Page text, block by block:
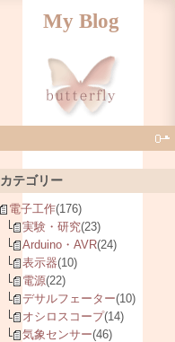
My Blog
カテゴリー
電子工作(176)
実験・研究(23)
Arduino・AVR(24)
表示器(10)
電源(22)
デサルフェーター(10)
オシロスコープ(14)
気象センサー(46)